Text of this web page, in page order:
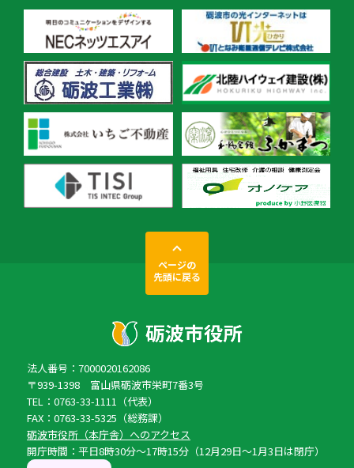
ページの
先頭に戻る
法人番号：7000020162086
〒939-1398 富山県砺波市栄町7番3号
TEL：0763-33-1111（代表）
FAX：0763-33-5325（総務課）
砺波市役所（本庁舎）へのアクセス
開庁時間：平日8時30分〜17時15分（12月29日〜1月3日は閉庁）